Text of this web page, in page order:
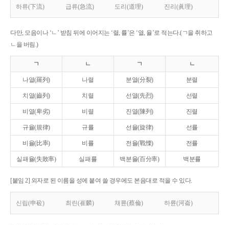
하류(下流)
급류(急流) 도리(道理) 진리(眞理)
다만, 모음이나 ‘ㄴ’ 받침 뒤에 이어지는 ‘렬, 률’은 ‘열, 율’로 적는다.(ㄱ을 취하고
ㄴ을 버림.)
ㄱ ㄴ ㄱ ㄴ
나열(羅列) 나렬 분열(分裂) 분렬
치열(齒列) 치렬 선열(先烈) 선렬
비열(卑劣) 비렬 진열(陳列) 진렬
규율(規律) 규률 선율(旋律) 선률
비율(比率) 비률 전율(戰慄) 전률
실패율(失敗率) 실패률 백분율(百分率) 백분률
[붙임 2] 외자로 된 이름을 성에 붙여 쓸 경우에도 본음대로 적을 수 있다.
신립(申砬) 최린(崔麟) 채륜(蔡倫) 하륜(河崙)